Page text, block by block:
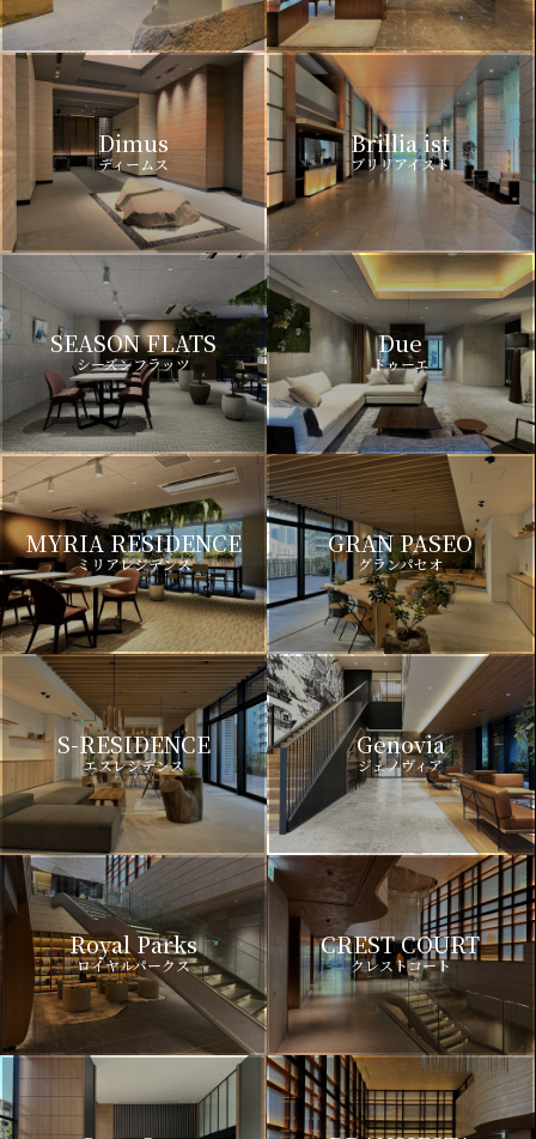
Dimus
ディームス
Brillia ist
ブリリアイスト
SEASON FLATS
シーズンフラッツ
Due
ドゥーエ
MYRIA RESIDENCE
ミリアレジデンス
GRAN PASEO
グランパセオ
S-RESIDENCE
エスレジデンス
Genovia
ジェノヴィア
Royal Parks
ロイヤルパークス
CREST COURT
クレストコート